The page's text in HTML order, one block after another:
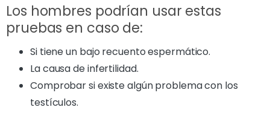
Los hombres podrían usar estas
pruebas en caso de:
Si tiene un bajo recuento espermático.
La causa de infertilidad.
Comprobar si existe algún problema con los
testículos.